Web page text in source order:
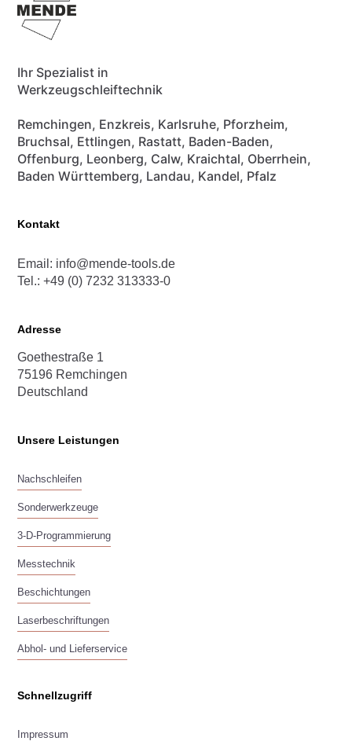
Ihr Spezialist in
Werkzeugschleiftechnik
Remchingen, Enzkreis, Karlsruhe, Pforzheim,
Bruchsal, Ettlingen, Rastatt, Baden-Baden,
Offenburg, Leonberg, Calw, Kraichtal, Oberrhein,
Baden Württemberg, Landau, Kandel, Pfalz
Kontakt
Email: info@mende-tools.de
Tel.: +49 (0) 7232 313333-0
Adresse
Goethestraße 1
75196 Remchingen
Deutschland
Unsere Leistungen
Nachschleifen
Sonderwerkzeuge
3-D-Programmierung
Messtechnik
Beschichtungen
Laserbeschriftungen
Abhol- und Lieferservice
Schnellzugriff
Impressum